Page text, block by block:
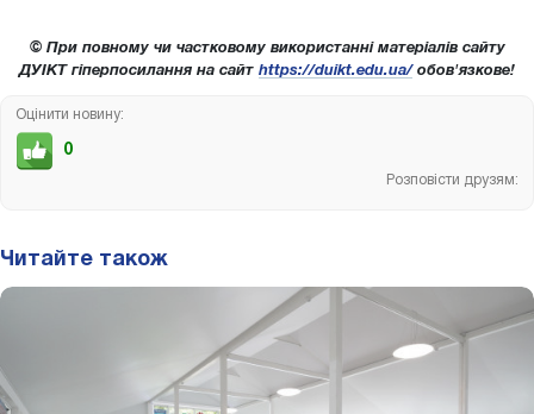
© При повному чи частковому використанні матеріалів сайту
ДУІКТ гіперпосилання на сайт https://duikt.edu.ua/обов'язкове!
Оцінити новину:
0
Розповісти друзям:
Читайте також